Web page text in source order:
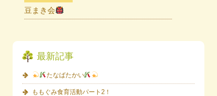
豆まき会
最新記事
たなばたかい
ももぐみ食育活動パート2！